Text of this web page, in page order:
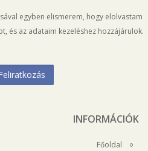
egyben elismerem, hogy elolvastam
és az adataim kezeléshez hozzájárulok.
INFORMÁCIÓK
Főoldal